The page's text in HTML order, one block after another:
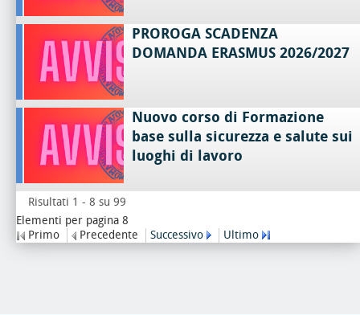
PROROGA SCADENZA
DOMANDA ERASMUS 2026/2027
Nuovo corso di Formazione
base sulla sicurezza e salute sui
luoghi di lavoro
Risultati 1 - 8 su 99
Elementi per pagina 8
Primo
Precedente Successivo Ultimo